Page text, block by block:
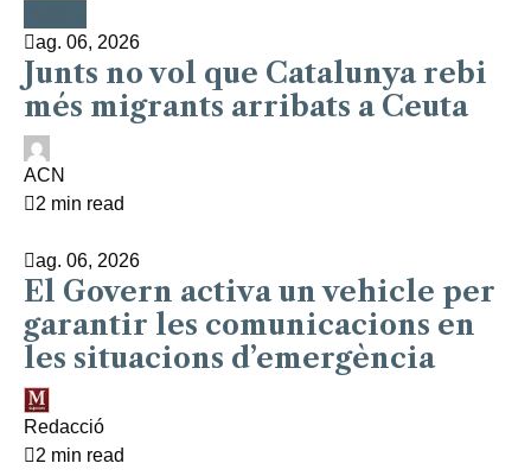
ag. 06, 2026
Junts no vol que Catalunya rebi
més migrants arribats a Ceuta
ACN
2 min read
ag. 06, 2026
El Govern activa un vehicle per
garantir les comunicacions en
les situacions d’emergència
Redacció
2 min read